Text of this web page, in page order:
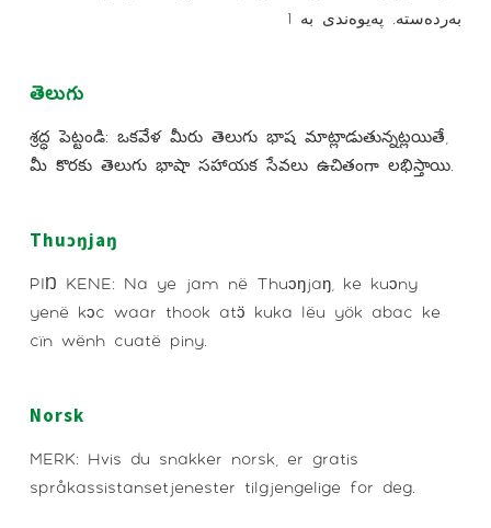
بەردەستە. پەیوەندی بە 1
తెలుగు
శ్రద్ధ పెట్టండి: ఒకవేళ మీరు తెలుగు భాష మాట్లాడుతున్నట్లయితే,
మీ కొరకు తెలుగు భాషా సహాయక సేవలు ఉచితంగా లభిస్తాయి.
Thuɔŋjaŋ
PIŊ KENE: Na ye jam në Thuɔŋjaŋ, ke kuɔny
yenë kɔc waar thook atɔ̈ kuka lëu yök abac ke
cïn wënh cuatë piny.
Norsk
MERK: Hvis du snakker norsk, er gratis
språkassistansetjenester tilgjengelige for deg.